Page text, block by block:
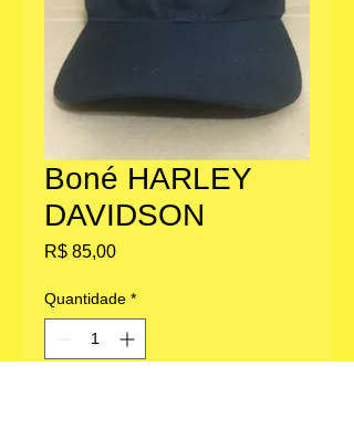
Boné HARLEY
DAVIDSON
R$ 85,00Preço
Quantidade *